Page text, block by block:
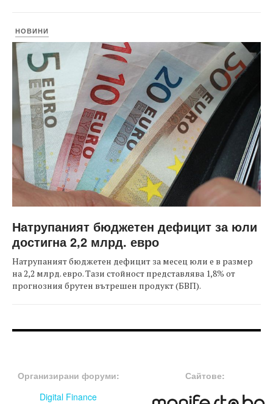
НОВИНИ
Натрупаният бюджетен дефицит за юли
достигна 2,2 млрд. евро
Натрупаният бюджетен дефицит за месец юли е в размер
на 2,2 млрд. евро. Тази стойност представлява 1,8% от
прогнозния брутен вътрешен продукт (БВП).
Организирани форуми:
Digital Finance
Сайтове: